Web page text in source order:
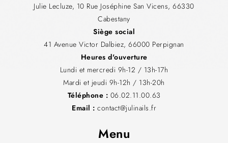
Julie Lecluze, 10 Rue Joséphine San Vicens, 66330
Cabestany
Siège social
41 Avenue Victor Dalbiez, 66000 Perpignan
Heures d'ouverture
Lundi et mercredi 9h-12 / 13h-17h
Mardi et jeudi 9h-12h / 13h-20h
Téléphone : 06.02.11.00.63
Email : contact@julinails.fr
Menu